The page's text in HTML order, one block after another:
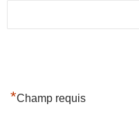
*Champ requis